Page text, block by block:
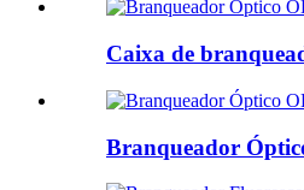
Caixa de
Branqueador